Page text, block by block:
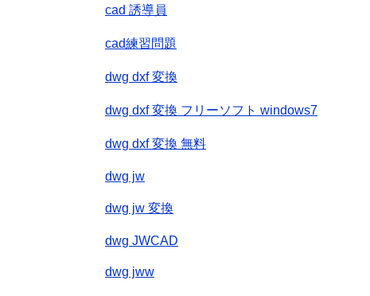
cad 誘導員
cad練習問題
dwg dxf 変換
dwg dxf 変換 フリーソフト windows7
dwg dxf 変換 無料
dwg jw
dwg jw 変換
dwg JWCAD
dwg jww